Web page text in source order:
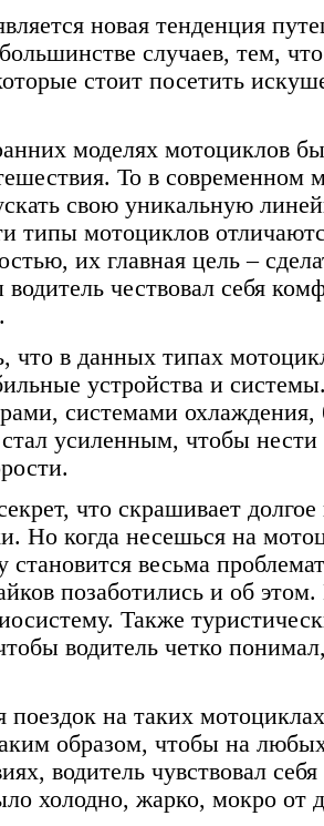
новая тенденция
случаев, тем,
стоит посетить
моделях мотоциклов
То в современном
свою уникальную
типы мотоциклов
их главная цель –
чествовал себя
что в данных типах
устройства и
системами
усиленным, чтобы нести
что скрашивает
Но когда несешься на
становится весьма
позаботились и об
Также
водитель четко
поездок на таких
образом, чтобы на
водитель чувствовал
холодно, жарко, мокро от